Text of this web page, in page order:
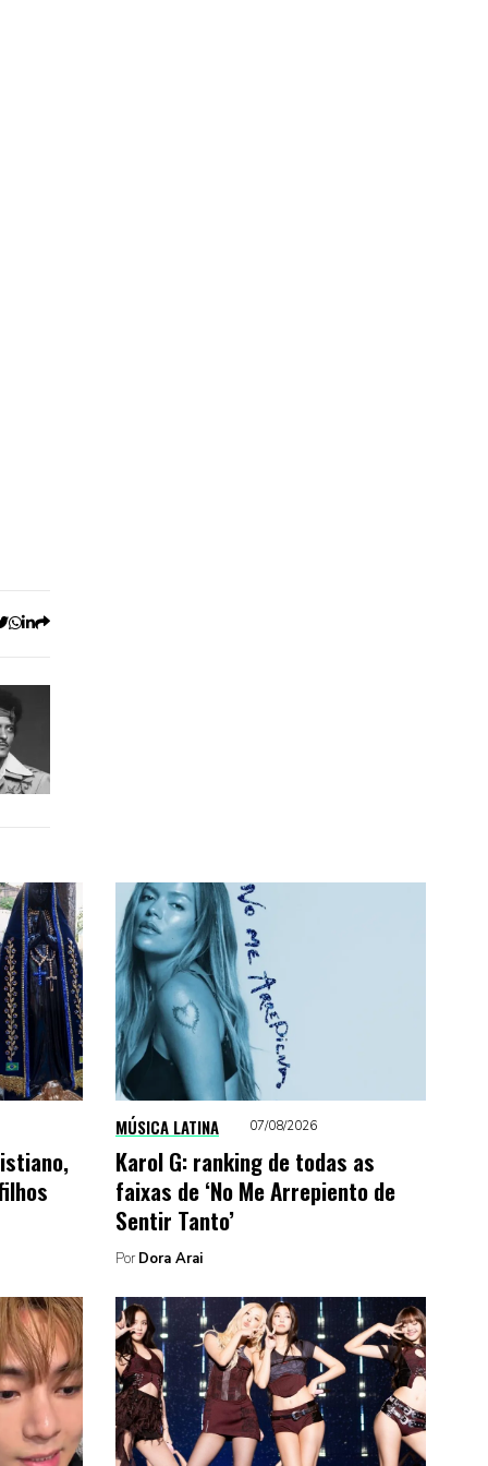
MÚSICA LATINA 07/08/2026
Karol G: ranking de todas as
faixas de ‘No Me Arrepiento de
Sentir Tanto’
Por Dora Arai